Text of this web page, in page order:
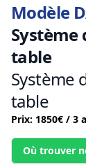
Modèle
Système
table
Système
table
Prix: 1850€ / 3
Où trouver